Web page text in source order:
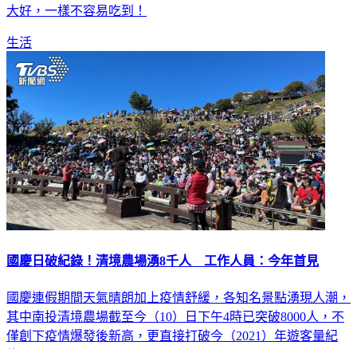
大好，一樣不容易吃到！
生活
國慶日破紀錄！清境農場湧8千人 工作人員：今年首見
國慶連假期間天氣晴朗加上疫情舒緩，各知名景點湧現人潮，
其中南投清境農場截至今（10）日下午4時已突破8000人，不
僅創下疫情爆發後新高，更直接打破今（2021）年遊客量紀